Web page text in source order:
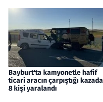
Bayburt'ta kamyonetle hafif
ticari aracın çarpıştığı kazada
8 kişi yaralandı